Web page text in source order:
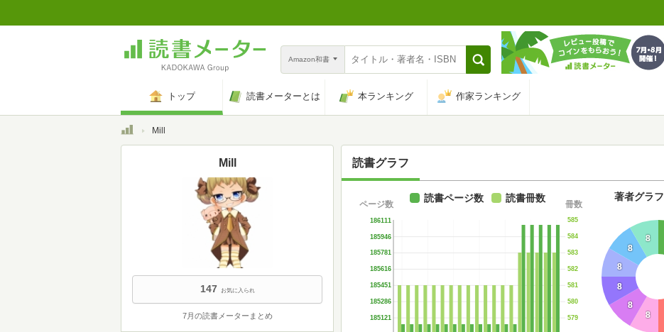
Amazon和書
トップ 読書メーターとは 本ランキング 作家ランキング
トップMill
読書グラフ
185121
185286
185451
185616
185781
185946
186111
ページ数
579
580
581
582
583
584
585
冊数
読書ページ数 読書冊数
8
8
8
8
8
8
著者グラフ
Mill
147 お気に入られ
7月の読書メーターまとめ